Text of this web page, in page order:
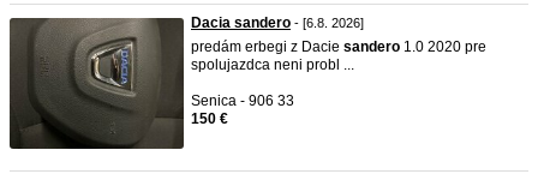
Dacia sandero - [6.8. 2026]
predám erbegi z Dacie sandero 1.0 2020 pre
spolujazdca neni probl ...
Senica - 906 33
150 €